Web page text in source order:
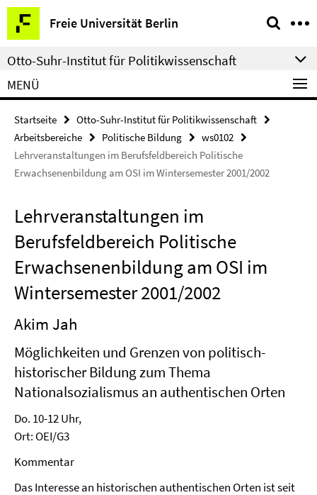
Springe
direkt
zu
Inhalt
Freie Universität Berlin
Service-
Navigation
Otto-Suhr-Institut für Politikwissenschaft
MENÜ
Startseite
Otto-Suhr-Institut für Politikwissenschaft
Arbeitsbereiche
Politische Bildung
ws0102
Lehrveranstaltungen im Berufsfeldbereich Politische
Erwachsenenbildung am OSI im Wintersemester 2001/2002
Lehrveranstaltungen im
Berufsfeldbereich Politische
Erwachsenenbildung am OSI im
Wintersemester 2001/2002
Akim Jah
Möglichkeiten und Grenzen von politisch-
historischer Bildung zum Thema
Nationalsozialismus an authentischen Orten
Do. 10-12 Uhr,
Ort: OEI/G3
Kommentar
Das Interesse an historischen authentischen Orten ist seit